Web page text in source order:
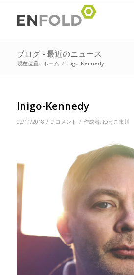
ブログ - 最近のニュース
現在位置: ホーム / Inigo-Kennedy
Inigo-Kennedy
02/11/2018 / 0 コメント / 作成者: ゆうこ市川